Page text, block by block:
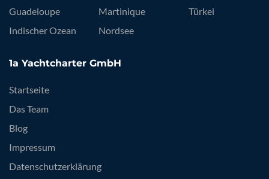
Guadeloupe
Indischer Ozean
Martinique
Nordsee
Türkei
1a Yachtcharter GmbH
Startseite
Das Team
Blog
Impressum
Datenschutzerklärung